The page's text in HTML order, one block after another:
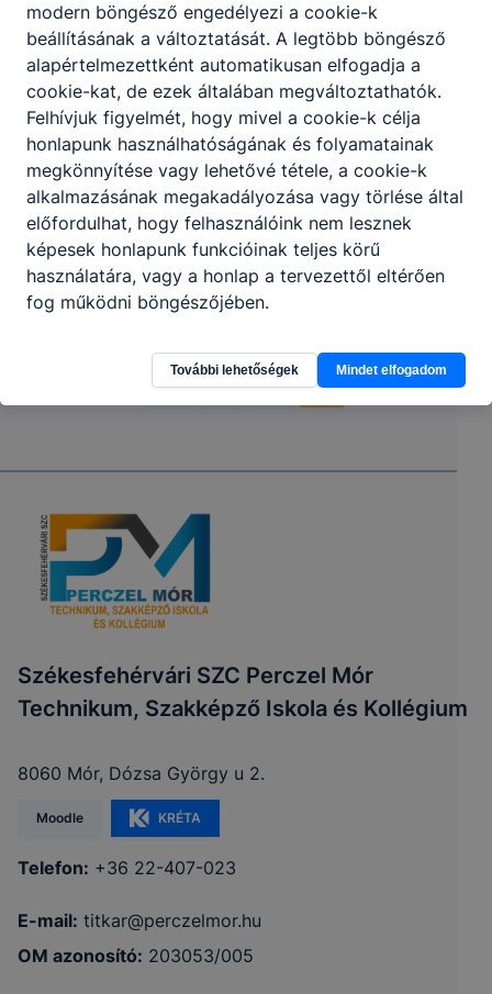
Partnereink
Székesfehérvári SZC Perczel Mór
Technikum, Szakképző Iskola és Kollégium
8060 Mór, Dózsa György u 2.
Moodle KRÉTA
Telefon: +36 22-407-023
E-mail: titkar@perczelmor.hu
OM azonosító: 203053/005
modern böngésző engedélyezi a cookie-k
beállításának a változtatását. A legtöbb böngésző
alapértelmezettként automatikusan elfogadja a
cookie-kat, de ezek általában megváltoztathatók.
Felhívjuk figyelmét, hogy mivel a cookie-k célja
honlapunk használhatóságának és folyamatainak
megkönnyítése vagy lehetővé tétele, a cookie-k
alkalmazásának megakadályozása vagy törlése által
előfordulhat, hogy felhasználóink nem lesznek
képesek honlapunk funkcióinak teljes körű
használatára, vagy a honlap a tervezettől eltérően
fog működni böngészőjében.
További lehetőségek Mindet elfogadom